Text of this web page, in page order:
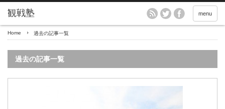
menu
Home 過去の記事一覧
過去の記事一覧